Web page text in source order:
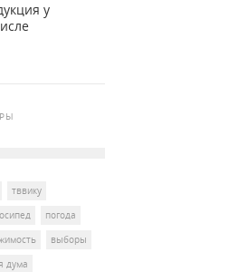
у
тввику
погода
выборы
дума